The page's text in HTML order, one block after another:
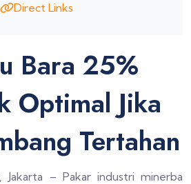
Direct Links
Bara 25%
Optimal Jika
Tertahan
Jakarta – Pakar industri minerba